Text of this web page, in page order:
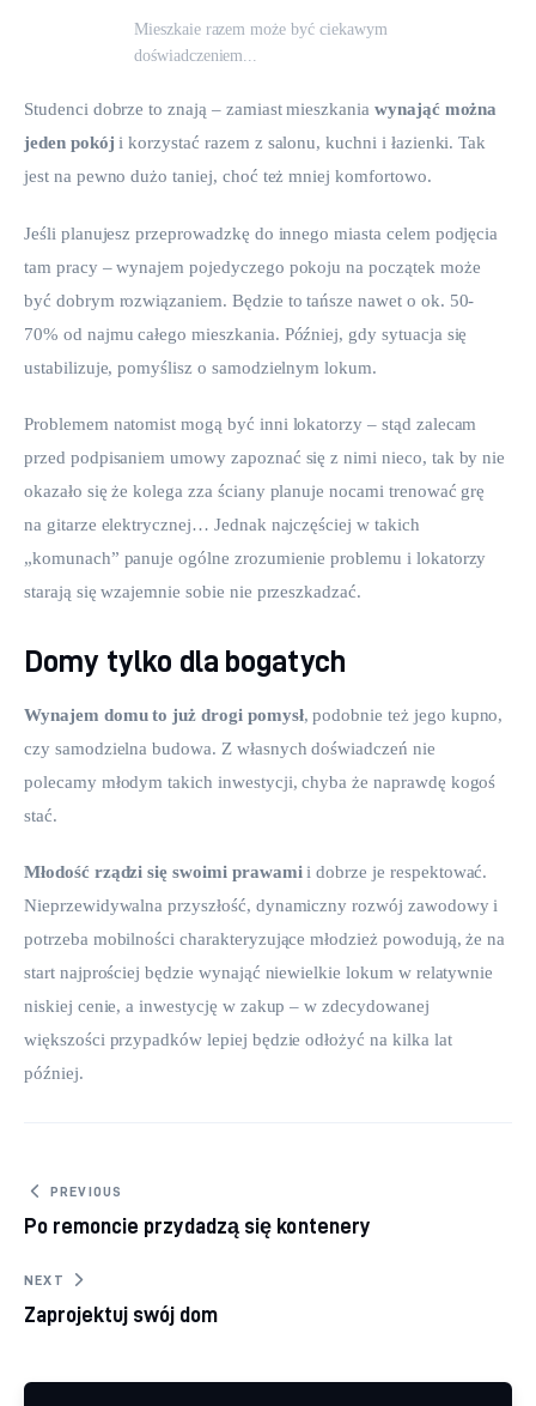
Mieszkaie razem może być ciekawym
doświadczeniem...
Studenci dobrze to znają – zamiast mieszkania wynająć można
jeden pokój i korzystać razem z salonu, kuchni i łazienki. Tak
jest na pewno dużo taniej, choć też mniej komfortowo.
Jeśli planujesz przeprowadzkę do innego miasta celem podjęcia
tam pracy – wynajem pojedyczego pokoju na początek może
być dobrym rozwiązaniem. Będzie to tańsze nawet o ok. 50-
70% od najmu całego mieszkania. Później, gdy sytuacja się
ustabilizuje, pomyślisz o samodzielnym lokum.
Problemem natomist mogą być inni lokatorzy – stąd zalecam
przed podpisaniem umowy zapoznać się z nimi nieco, tak by nie
okazało się że kolega zza ściany planuje nocami trenować grę
na gitarze elektrycznej… Jednak najczęściej w takich
„komunach” panuje ogólne zrozumienie problemu i lokatorzy
starają się wzajemnie sobie nie przeszkadzać.
Domy tylko dla bogatych
Wynajem domu to już drogi pomysł, podobnie też jego kupno,
czy samodzielna budowa. Z własnych doświadczeń nie
polecamy młodym takich inwestycji, chyba że naprawdę kogoś
stać.
Młodość rządzi się swoimi prawami i dobrze je respektować.
Nieprzewidywalna przyszłość, dynamiczny rozwój zawodowy i
potrzeba mobilności charakteryzujące młodzież powodują, że na
start najprościej będzie wynająć niewielkie lokum w relatywnie
niskiej cenie, a inwestycję w zakup – w zdecydowanej
większości przypadków lepiej będzie odłożyć na kilka lat
później.
Nawigacja wpisu
PREVIOUS
Po remoncie przydadzą się kontenery
NEXT
Zaprojektuj swój dom